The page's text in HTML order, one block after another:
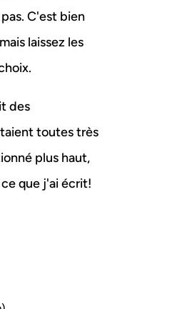
C'est bien
laissez les
des
toutes très
plus haut,
que j'ai écrit!